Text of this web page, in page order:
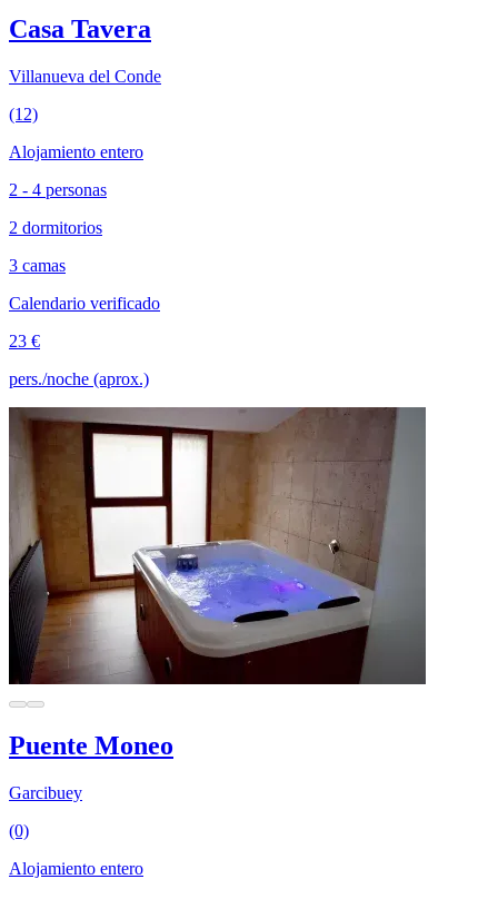
Casa Tavera
Villanueva del Conde
(12)
Alojamiento entero
2 - 4 personas
2 dormitorios
3 camas
Calendario verificado
23 €
pers./noche (aprox.)
Puente Moneo
Garcibuey
(0)
Alojamiento entero